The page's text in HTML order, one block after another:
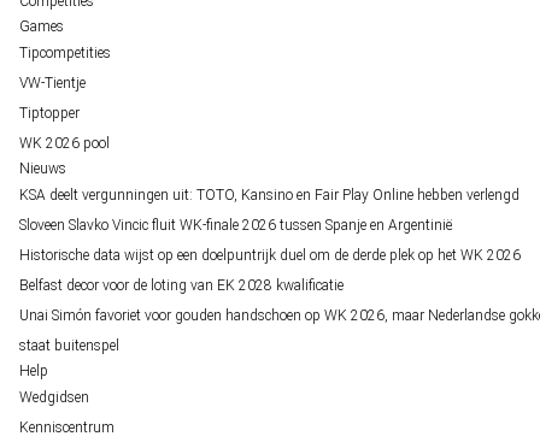
Games
Tipcompetities
VW-Tientje
Tiptopper
WK 2026 pool
Nieuws
KSA deelt vergunningen uit: TOTO, Kansino en Fair Play Online hebben verlengd
Sloveen Slavko Vincic fluit WK-finale 2026 tussen Spanje en Argentinië
Historische data wijst op een doelpuntrijk duel om de derde plek op het WK 2026
Belfast decor voor de loting van EK 2028 kwalificatie
Unai Simón favoriet voor gouden handschoen op WK 2026, maar Nederlandse
staat buitenspel
Help
Wedgidsen
Kenniscentrum